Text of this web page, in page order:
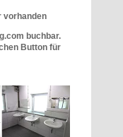
vorhanden
buchbar.
Button für